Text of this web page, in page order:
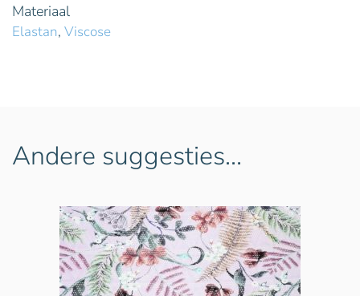
Materiaal
Elastan, Viscose
Andere suggesties…